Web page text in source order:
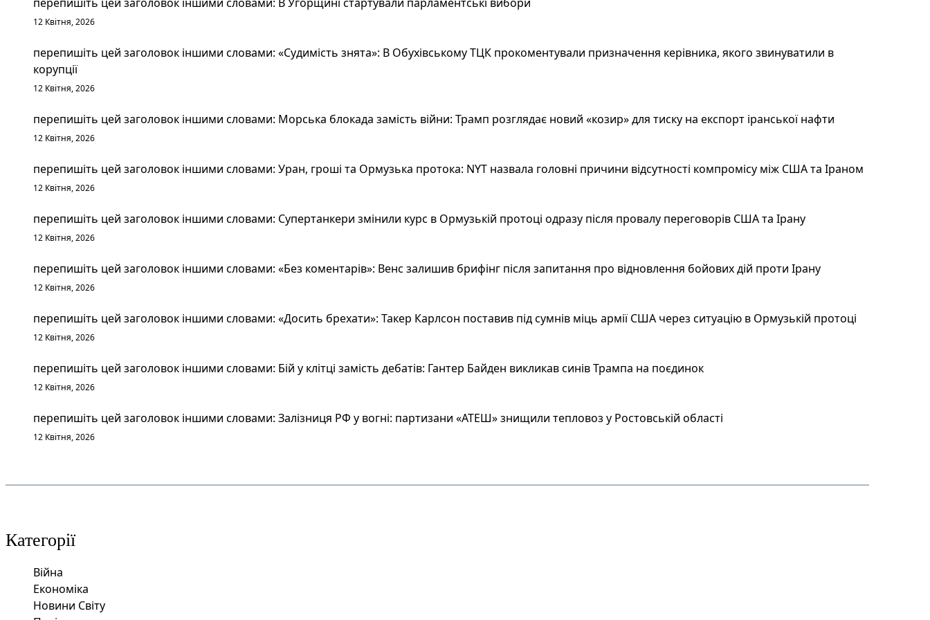
12 Квітня, 2026
перепишіть цей заголовок іншими словами: «Судимість знята»: В Обухівському ТЦК прокоментували призначення керівника, якого звинуватили в
корупції
12 Квітня, 2026
перепишіть цей заголовок іншими словами: Морська блокада замість війни: Трамп розглядає новий «козир» для тиску на експорт іранської нафти
12 Квітня, 2026
перепишіть цей заголовок іншими словами: Уран, гроші та Ормузька протока: NYT назвала головні причини відсутності компромісу між США та Іраном
12 Квітня, 2026
перепишіть цей заголовок іншими словами: Супертанкери змінили курс в Ормузькій протоці одразу після провалу переговорів США та Ірану
12 Квітня, 2026
перепишіть цей заголовок іншими словами: «Без коментарів»: Венс залишив брифінг після запитання про відновлення бойових дій проти Ірану
12 Квітня, 2026
перепишіть цей заголовок іншими словами: «Досить брехати»: Такер Карлсон поставив під сумнів міць армії США через ситуацію в Ормузькій протоці
12 Квітня, 2026
перепишіть цей заголовок іншими словами: Бій у клітці замість дебатів: Гантер Байден викликав синів Трампа на поєдинок
12 Квітня, 2026
перепишіть цей заголовок іншими словами: Залізниця РФ у вогні: партизани «АТЕШ» знищили тепловоз у Ростовській області
12 Квітня, 2026
Категорії
Війна
Економіка
Новини Світу